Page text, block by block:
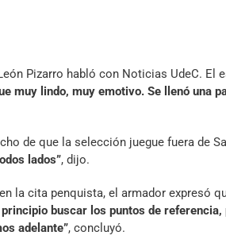
Pizarro habló con Noticias UdeC.
muy lindo, muy emotivo. Se llenó una
de que la selección juegue fuera de
lados”, dijo.
la cita penquista, el armador expresó
buscar los puntos de
adelante”, concluyó.